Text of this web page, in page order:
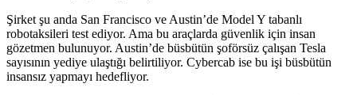
Şirket şu anda San Francisco ve Austin’de Model Y tabanlı
robotaksileri test ediyor. Ama bu araçlarda güvenlik için insan
gözetmen bulunuyor. Austin’de büsbütün şoförsüz çalışan Tesla
sayısının yediye ulaştığı belirtiliyor. Cybercab ise bu işi büsbütün
insansız yapmayı hedefliyor.